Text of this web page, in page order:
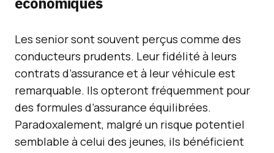
Les senior sont souvent perçus comme des
conducteurs prudents. Leur fidélité à leurs
contrats d’assurance et à leur véhicule est
remarquable. Ils opteront fréquemment pour
des formules d’assurance équilibrées.
Paradoxalement, malgré un risque potentiel
semblable à celui des jeunes, ils bénéficient